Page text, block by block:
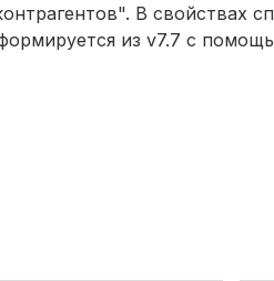
В свойствах
из v7.7 с